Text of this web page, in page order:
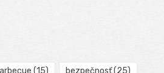
(15) bezpečnosť(25)